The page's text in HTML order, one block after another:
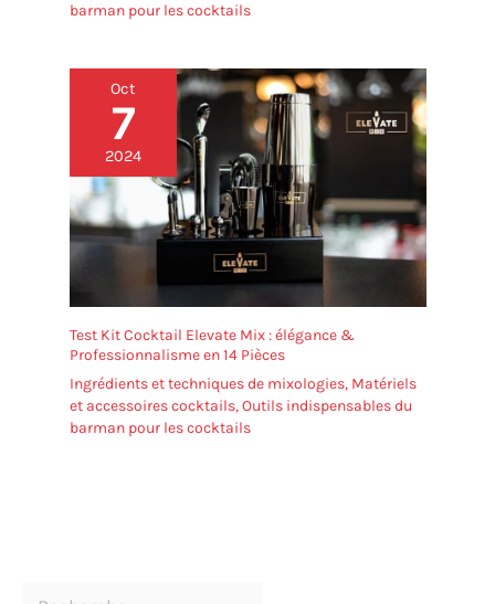
barman pour les cocktails
Oct
7
2024
Test Kit Cocktail Elevate Mix : élégance &
Professionnalisme en 14 Pièces
Ingrédients et techniques de mixologies, Matériels
et accessoires cocktails,Outils indispensables du
barman pour les cocktails